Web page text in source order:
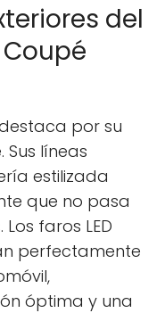
del
Coupé
destaca por su
líneas
estilizada
que no pasa
faros LED
perfectamente
óptima y una